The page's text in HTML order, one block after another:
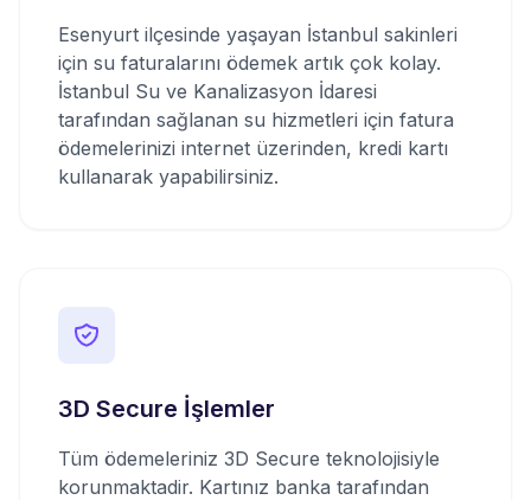
Esenyurt ilçesinde yaşayan İstanbul sakinleri
için su faturalarını ödemek artık çok kolay.
İstanbul Su ve Kanalizasyon İdaresi
tarafından sağlanan su hizmetleri için fatura
ödemelerinizi internet üzerinden, kredi kartı
kullanarak yapabilirsiniz.
3D Secure İşlemler
Tüm ödemeleriniz 3D Secure teknolojisiyle
korunmaktadir. Kartınız banka tarafından